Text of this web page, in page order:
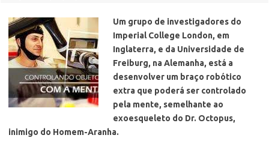
Um grupo de investigadores do
Imperial College London, em
Inglaterra, e da Universidade de
Freiburg, na Alemanha, está a
desenvolver um braço robótico
extra que poderá ser controlado
pela mente, semelhante ao
exoesqueleto do Dr. Octopus,
inimigo do Homem-Aranha.